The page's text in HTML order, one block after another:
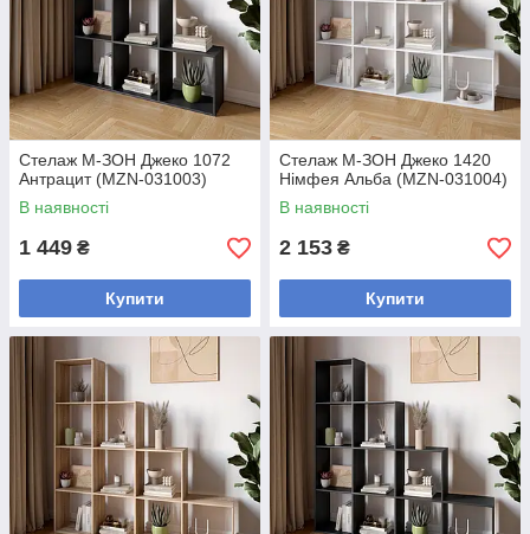
Стелаж М-ЗОН Джеко 1072
Антрацит (MZN-031003)
В наявності
1 449 ₴
Купити
Стелаж М-ЗОН Джеко 1420
Німфея Альба (MZN-031004)
В наявності
2 153 ₴
Купити